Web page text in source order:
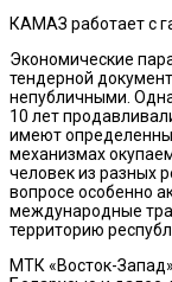
КАМАЗ работает с
Экономические
тендерной
непубличными.
10 лет
имеют
механизмах
человек из разных
вопросе особенно
международные
территорию
МТК «Восток-